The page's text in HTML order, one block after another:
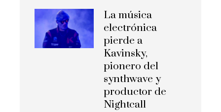
La música
electrónica
pierde a
Kavinsky,
pionero del
synthwave y
productor de
Nightcall